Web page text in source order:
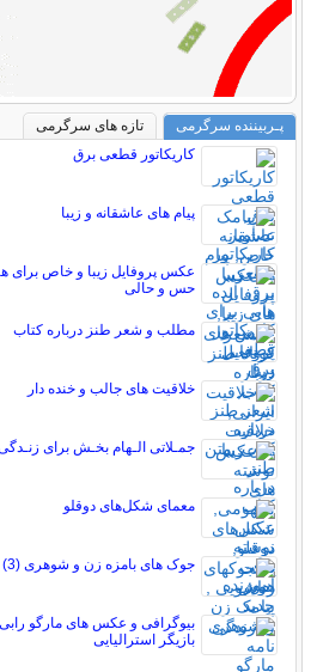
پـربیننده سرگرمی
تازه های سرگرمی
کاریکاتور قطعی برق
پیام های عاشقانه و زیبا
عکس پروفایل زیبا و خاص برای
حس و حالی
مطلب و شعر طنز درباره کتاب
خلاقیت های جالب و خنده دار
جمـلاتی الـهام بخـش برای زنـدگی
معمای شکل‌های دوقلو
جوک های بامزه زن و شوهری (3)
بیوگرافی و عکس های مارگو رابی
بازیگر استرالیایی